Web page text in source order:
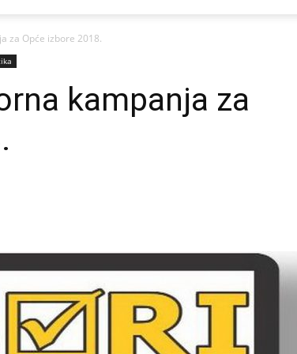
za Opće izbore 2018.
kampanja za